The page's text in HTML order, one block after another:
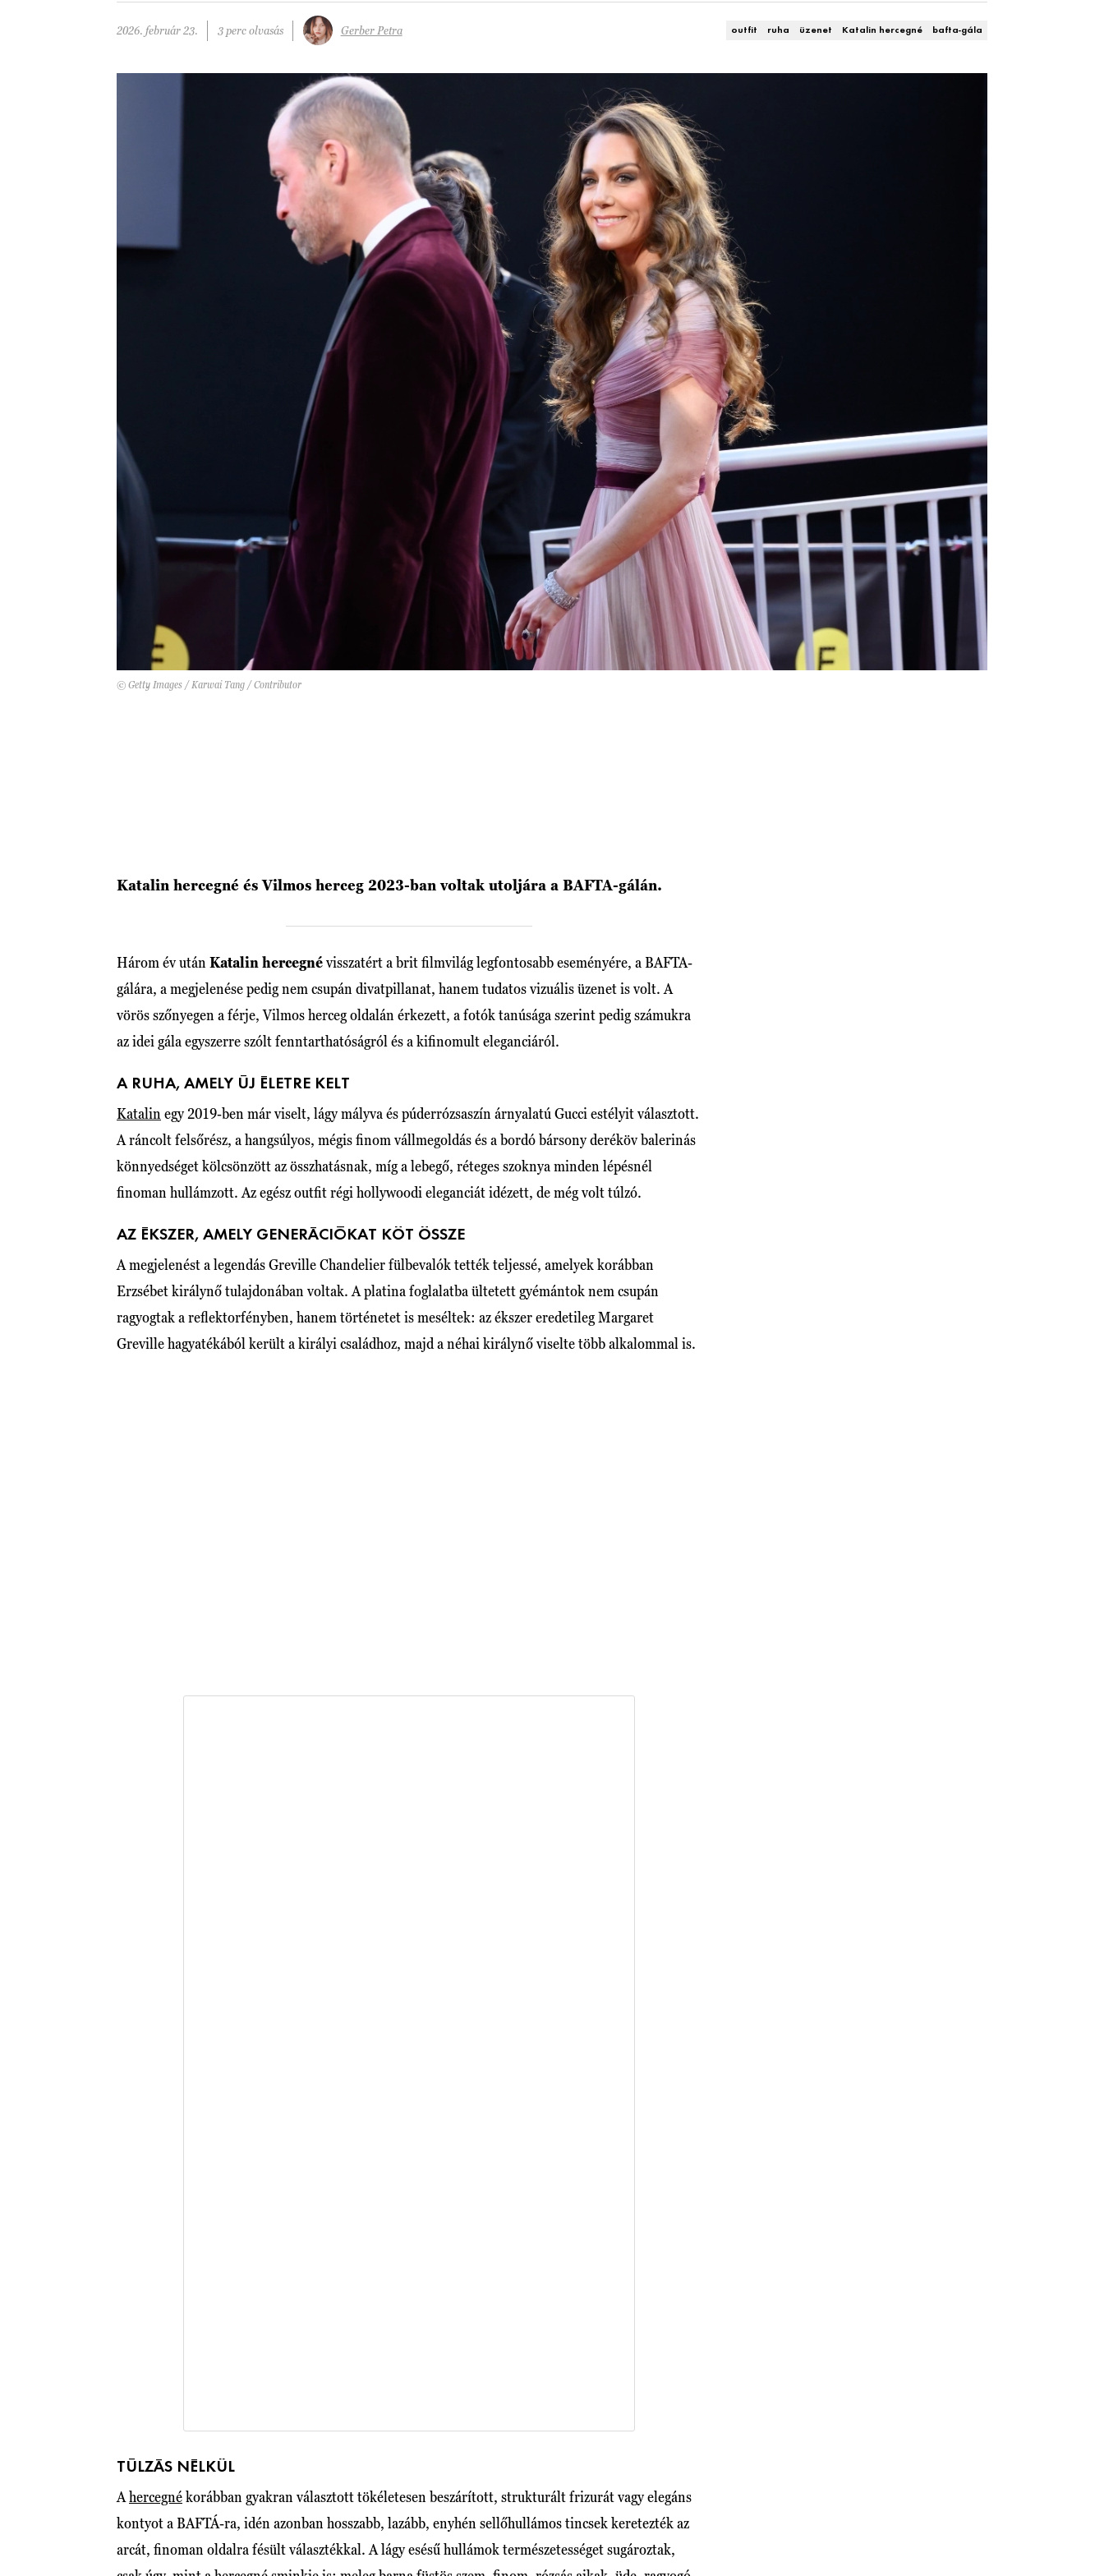
2026. február 23. 3 perc olvasás Gerber Petra outfit ruha üzenet Katalin hercegné bafta-gála
© Getty Images / Karwai Tang / Contributor
Katalin hercegné és Vilmos herceg 2023-ban voltak utoljára a BAFTA-gálán.
Három év után Katalin hercegnévisszatért a brit filmvilág legfontosabb eseményére, a BAFTA-
gálára, a megjelenése pedig nem csupán divatpillanat, hanem tudatos vizuális üzenet is volt. A
vörös szőnyegen a férje, Vilmos herceg oldalán érkezett, a fotók tanúsága szerint pedig számukra
az idei gála egyszerre szólt fenntarthatóságról és a kifinomult eleganciáról.
A RUHA, AMELY ÚJ ÉLETRE KELT
Katalin egy 2019-ben már viselt, lágy mályva és púderrózsaszín árnyalatú Gucci estélyit választott.
A ráncolt felsőrész, a hangsúlyos, mégis finom vállmegoldás és a bordó bársony deréköv balerinás
könnyedséget kölcsönzött az összhatásnak, míg a lebegő, réteges szoknya minden lépésnél
finoman hullámzott. Az egész outfit régi hollywoodi eleganciát idézett, de még volt túlzó.
AZ ÉKSZER, AMELY GENERÁCIÓKAT KÖT ÖSSZE
A megjelenést a legendás Greville Chandelier fülbevalók tették teljessé, amelyek korábban
Erzsébet királynő tulajdonában voltak. A platina foglalatba ültetett gyémántok nem csupán
ragyogtak a reflektorfényben, hanem történetet is meséltek: az ékszer eredetileg Margaret
Greville hagyatékából került a királyi családhoz, majd a néhai királynő viselte több alkalommal is.
TÚLZÁS NÉLKÜL
Ahercegnékorábban gyakran választott tökéletesen beszárított, strukturált frizurát vagy elegáns
kontyot a BAFTÁ-ra, idén azonban hosszabb, lazább, enyhén sellőhullámos tincsek keretezték az
arcát, finoman oldalra fésült választékkal. A lágy esésű hullámok természetességet sugároztak,